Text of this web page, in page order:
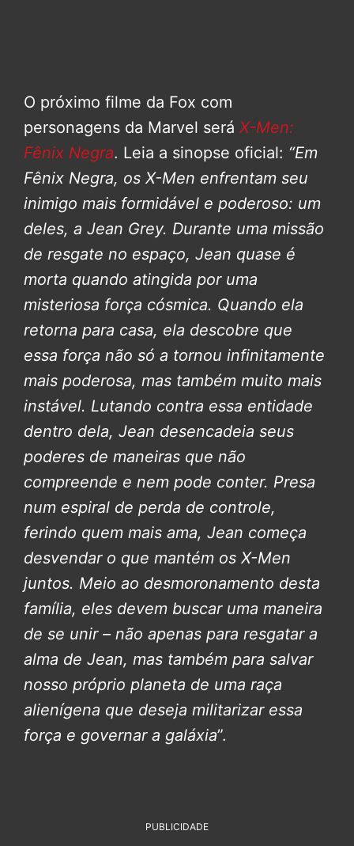
O próximo filme da Fox com
personagens da Marvel será X-Men:
Fênix Negra. Leia a sinopse oficial: “Em
Fênix Negra, os X-Men enfrentam seu
inimigo mais formidável e poderoso: um
deles, a Jean Grey. Durante uma missão
de resgate no espaço, Jean quase é
morta quando atingida por uma
misteriosa força cósmica. Quando ela
retorna para casa, ela descobre que
essa força não só a tornou infinitamente
mais poderosa, mas também muito mais
instável. Lutando contra essa entidade
dentro dela, Jean desencadeia seus
poderes de maneiras que não
compreende e nem pode conter. Presa
num espiral de perda de controle,
ferindo quem mais ama, Jean começa
desvendar o que mantém os X-Men
juntos. Meio ao desmoronamento desta
família, eles devem buscar uma maneira
de se unir – não apenas para resgatar a
alma de Jean, mas também para salvar
nosso próprio planeta de uma raça
alienígena que deseja militarizar essa
força e governar a galáxia”.
PUBLICIDADE